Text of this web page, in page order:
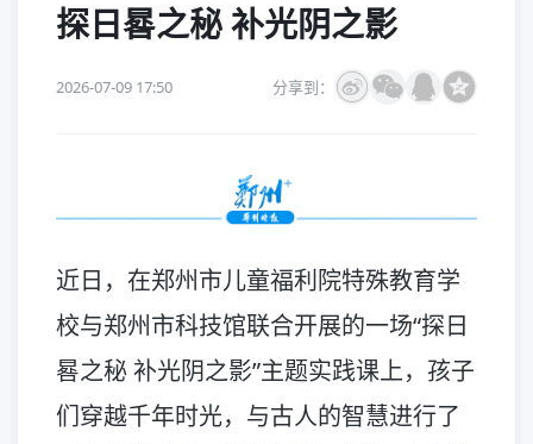
探日晷之秘 补光阴之影
2026-07-09 17:50 分享到：
近日，在郑州市儿童福利院特殊教育学
校与郑州市科技馆联合开展的一场“探日
晷之秘 补光阴之影”主题实践课上，孩子
们穿越千年时光，与古人的智慧进行了